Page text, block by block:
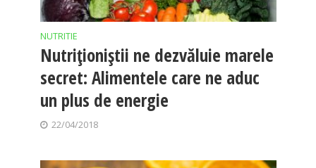
NUTRITIE
Nutriţioniştii ne dezvăluie marele
secret: Alimentele care ne aduc
un plus de energie
22/04/2018